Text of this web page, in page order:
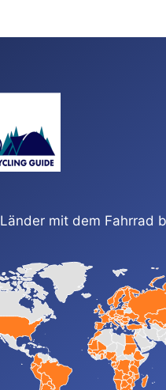
Länder mit dem Fahrrad